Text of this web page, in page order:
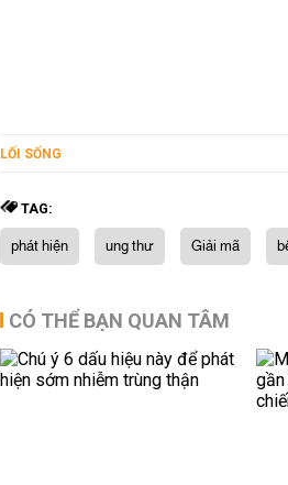
LỐI SỐNG
TAG:
phát hiện ung thư Giải mã
CÓ THỂ BẠN QUAN TÂM